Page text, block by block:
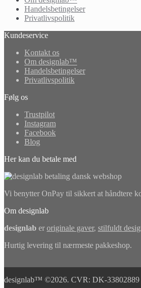
Handelsbetingelser
Privatlivspolitik
Kundeservice
Kontakt os
Om designlab™
Handelsbetingelser
Privatlivspolitik
Følg os
Trustpilot
Instagram
Facebook
Blog
Her kan du betale med
Vi benytter OnPay til sikkert at håndtere
Om designlab
designlab er originale gaver, stilfuldt
Hurtig levering til nærmeste pakkeshop.
designlab™ ©2026. CVR: DK-33802889